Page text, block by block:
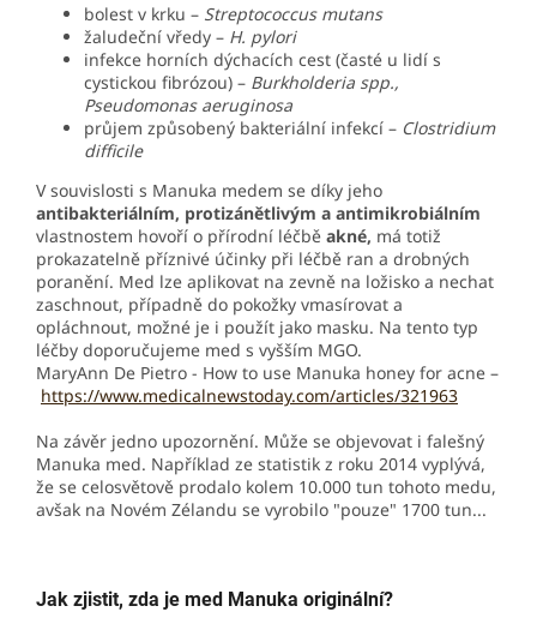
bolest v krku – Streptococcus mutans
žaludeční vředy – H. pylori
infekce horních dýchacích cest (časté u lidí s
cystickou fibrózou) – Burkholderia spp.,
Pseudomonas aeruginosa
průjem způsobený bakteriální infekcí – Clostridium
difficile
V souvislosti s Manuka medem se díky jeho
antibakteriálním, protizánětlivým a antimikrobiálním
vlastnostem hovoří o přírodní léčbě akné, má totiž
prokazatelně příznivé účinky při léčbě ran a drobných
poranění. Med lze aplikovat na zevně na ložisko a nechat
zaschnout, případně do pokožky vmasírovat a
opláchnout, možné je i použít jako masku. Na tento typ
léčby doporučujeme med s vyšším MGO.
MaryAnn De Pietro - How to use Manuka honey for acne –
https://www.medicalnewstoday.com/articles/321963
Na závěr jedno upozornění. Může se objevovat i falešný
Manuka med. Například ze statistik z roku 2014 vyplývá,
že se celosvětově prodalo kolem 10.000 tun tohoto medu,
avšak na Novém Zélandu se vyrobilo "pouze" 1700 tun...
Jak zjistit, zda je med Manuka originální?